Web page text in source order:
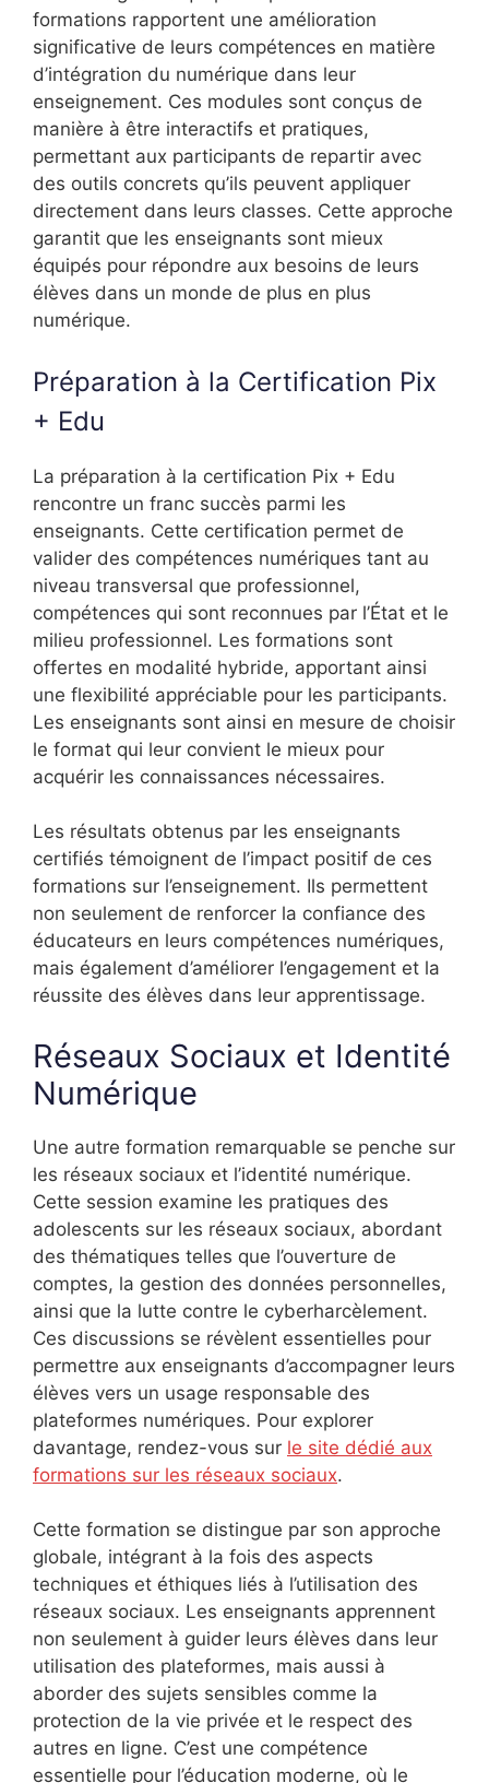
formations rapportent une amélioration
significative de leurs compétences en matière
d’intégration du numérique dans leur
enseignement. Ces modules sont conçus de
manière à être interactifs et pratiques,
permettant aux participants de repartir avec
des outils concrets qu’ils peuvent appliquer
directement dans leurs classes. Cette approche
garantit que les enseignants sont mieux
équipés pour répondre aux besoins de leurs
élèves dans un monde de plus en plus
numérique.
Préparation à la Certification Pix
+ Edu
La préparation à la certification Pix + Edu
rencontre un franc succès parmi les
enseignants. Cette certification permet de
valider des compétences numériques tant au
niveau transversal que professionnel,
compétences qui sont reconnues par l’État et le
milieu professionnel. Les formations sont
offertes en modalité hybride, apportant ainsi
une flexibilité appréciable pour les participants.
Les enseignants sont ainsi en mesure de choisir
le format qui leur convient le mieux pour
acquérir les connaissances nécessaires.
Les résultats obtenus par les enseignants
certifiés témoignent de l’impact positif de ces
formations sur l’enseignement. Ils permettent
non seulement de renforcer la confiance des
éducateurs en leurs compétences numériques,
mais également d’améliorer l’engagement et la
réussite des élèves dans leur apprentissage.
Réseaux Sociaux et Identité
Numérique
Une autre formation remarquable se penche sur
les réseaux sociaux et l’identité numérique.
Cette session examine les pratiques des
adolescents sur les réseaux sociaux, abordant
des thématiques telles que l’ouverture de
comptes, la gestion des données personnelles,
ainsi que la lutte contre le cyberharcèlement.
Ces discussions se révèlent essentielles pour
permettre aux enseignants d’accompagner leurs
élèves vers un usage responsable des
plateformes numériques. Pour explorer
davantage, rendez-vous sur le site dédié aux
formations sur les réseaux sociaux.
Cette formation se distingue par son approche
globale, intégrant à la fois des aspects
techniques et éthiques liés à l’utilisation des
réseaux sociaux. Les enseignants apprennent
non seulement à guider leurs élèves dans leur
utilisation des plateformes, mais aussi à
aborder des sujets sensibles comme la
protection de la vie privée et le respect des
autres en ligne. C’est une compétence
essentielle pour l’éducation moderne, où le